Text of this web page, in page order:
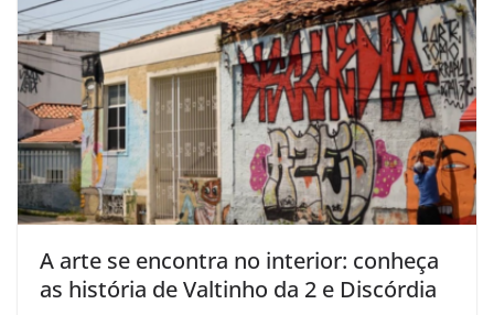
A arte se encontra no interior: conheça
as história de Valtinho da 2 e Discórdia